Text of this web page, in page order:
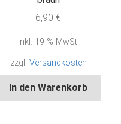
6,90€
inkl. 19 % MwSt.
zzgl. Versandkosten
In den Warenkorb